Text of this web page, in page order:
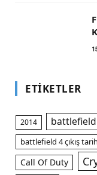
ETIKETLER
2014
battlefield 4 çıkış
Call Of Duty